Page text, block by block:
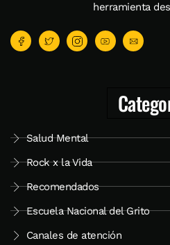
herramienta
Salud Mental
Rock x la Vida
Recomendados
Escuela Nacional del Grito
Canales de atención